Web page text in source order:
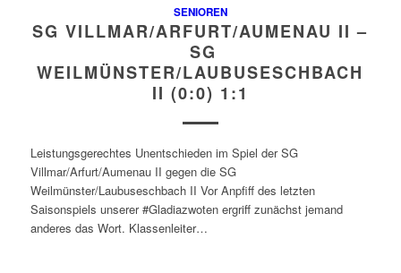
SENIOREN
SG VILLMAR/ARFURT/AUMENAU II –
SG
WEILMÜNSTER/LAUBUSESCHBACH
II (0:0) 1:1
Leistungsgerechtes Unentschieden im Spiel der SG
Villmar/Arfurt/Aumenau II gegen die SG
Weilmünster/Laubuseschbach II Vor Anpfiff des letzten
Saisonspiels unserer #Gladiazwoten ergriff zunächst jemand
anderes das Wort. Klassenleiter…